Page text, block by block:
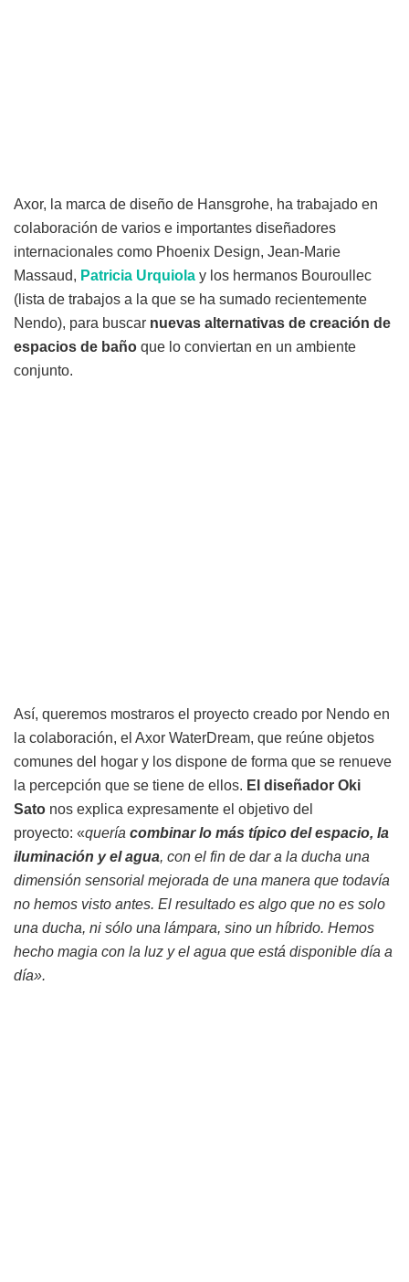
Axor, la marca de diseño de Hansgrohe, ha trabajado en
colaboración de varios e importantes diseñadores
internacionales como Phoenix Design, Jean-Marie
Massaud, Patricia Urquiola y los hermanos Bouroullec
(lista de trabajos a la que se ha sumado recientemente
Nendo), para buscar nuevas alternativas de creación de
espacios de baño que lo conviertan en un ambiente
conjunto.
Así, queremos mostraros el proyecto creado por Nendo en
la colaboración, el Axor WaterDream, que reúne objetos
comunes del hogar y los dispone de forma que se renueve
la percepción que se tiene de ellos. El diseñador Oki
Sato nos explica expresamente el objetivo del
proyecto: «quería combinar lo más típico del espacio, la
iluminación y el agua, con el fin de dar a la ducha una
dimensión sensorial mejorada de una manera que todavía
no hemos visto antes. El resultado es algo que no es solo
una ducha, ni sólo una lámpara, sino un híbrido. Hemos
hecho magia con la luz y el agua que está disponible día a
día».